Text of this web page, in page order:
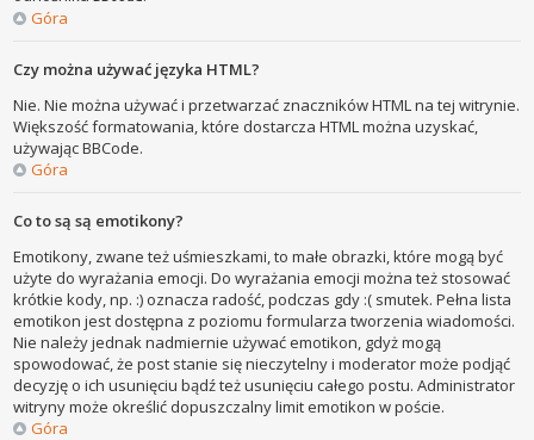
Góra
Czy można używać języka HTML?
Nie. Nie można używać i przetwarzać znaczników HTML na tej witrynie.
Większość formatowania, które dostarcza HTML można uzyskać,
używając BBCode.
Góra
Co to są są emotikony?
Emotikony, zwane też uśmieszkami, to małe obrazki, które mogą być
użyte do wyrażania emocji. Do wyrażania emocji można też stosować
krótkie kody, np. :) oznacza radość, podczas gdy :( smutek. Pełna lista
emotikon jest dostępna z poziomu formularza tworzenia wiadomości.
Nie należy jednak nadmiernie używać emotikon, gdyż mogą
spowodować, że post stanie się nieczytelny i moderator może podjąć
decyzję o ich usunięciu bądź też usunięciu całego postu. Administrator
witryny może określić dopuszczalny limit emotikon w poście.
Góra